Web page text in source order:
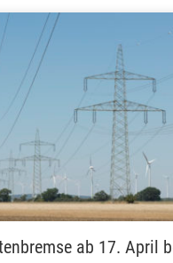
ab 17. April